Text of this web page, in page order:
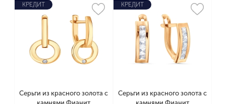
КРЕДИТ
Серьги из красного золота с
КРЕДИТ
Серьги из красного золота с